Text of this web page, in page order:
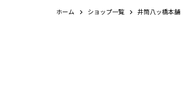
ホーム ショップ一覧 井筒八ッ橋本舗